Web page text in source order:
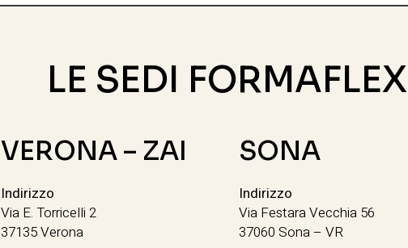
LE SEDI FORMAFLEX
VERONA – ZAI
Indirizzo
Via E. Torricelli 2
37135 Verona
SONA
Indirizzo
Via Festara Vecchia 56
37060 Sona – VR